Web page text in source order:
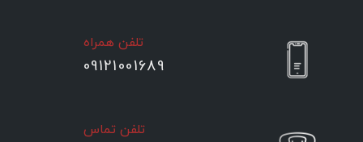
تلفن همراه
09121001689
تلفن تماس